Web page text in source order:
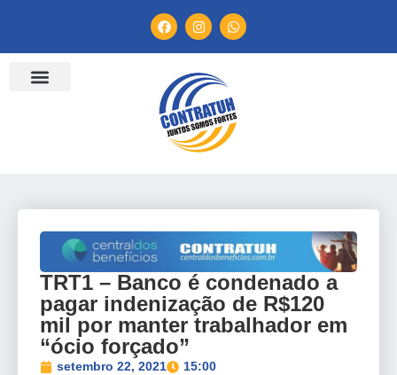
TRT1 – Banco é condenado a
pagar indenização de R$120
mil por manter trabalhador em
“ócio forçado”
setembro 22, 2021 15:00